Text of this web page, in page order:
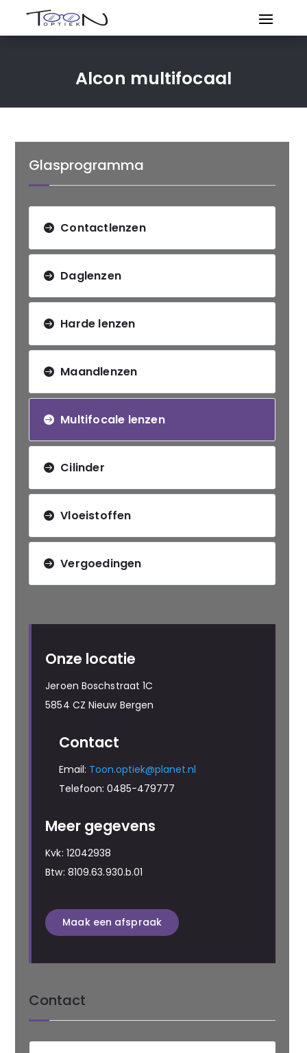
Alcon multifocaal
Glasprogramma
Contactlenzen
Daglenzen
Harde lenzen
Maandlenzen
Multifocale lenzen
Cilinder
Vloeistoffen
Vergoedingen
Onze locatie
Jeroen Boschstraat 1C
5854 CZ Nieuw Bergen
Contact
Email: Toon.optiek@planet.nl
Telefoon: 0485-479777
Meer gegevens
Kvk: 12042938
Btw: 8109.63.930.b.01
Maak een afspraak
Contact